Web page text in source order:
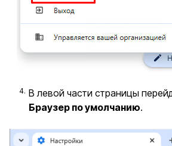
В левой части страницы
Браузер по умолчанию.